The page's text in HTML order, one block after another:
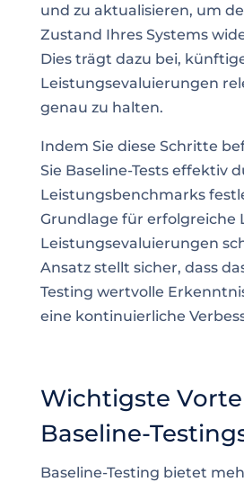
und zu aktualisieren, um
Zustand Ihres Systems
Dies trägt dazu bei,
Leistungsevaluierungen
genau zu halten.
Indem Sie diese Schritte
Sie Baseline-Tests effektiv
Leistungsbenchmarks
Grundlage für erfolgreiche
Leistungsevaluierungen
Ansatz stellt sicher, dass
Testing wertvolle
eine kontinuierliche
Wichtigste
Baseline-
Baseline-Testing bietet